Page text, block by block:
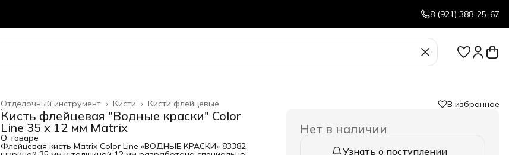
8 (921) 388-25-67
Кисти флейцевые
Кисти ›
Отделочный инструмент ›
Главная
Кисть флейцевая "Водные краски" Color
Line 35 х 12 мм Matrix
О товаре
Флейцевая кисть Matrix Color Line «ВОДНЫЕ КРАСКИ» 83382
В избранное
Нет в наличии
Узнать о поступлении